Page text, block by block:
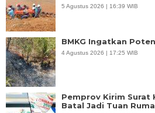
5 Agustus 2026 | 16:39 WIB
BMKG Ingatkan
4 Agustus 2026 | 17:25 WIB
Pemprov Kirim Surat
Batal Jadi Tuan